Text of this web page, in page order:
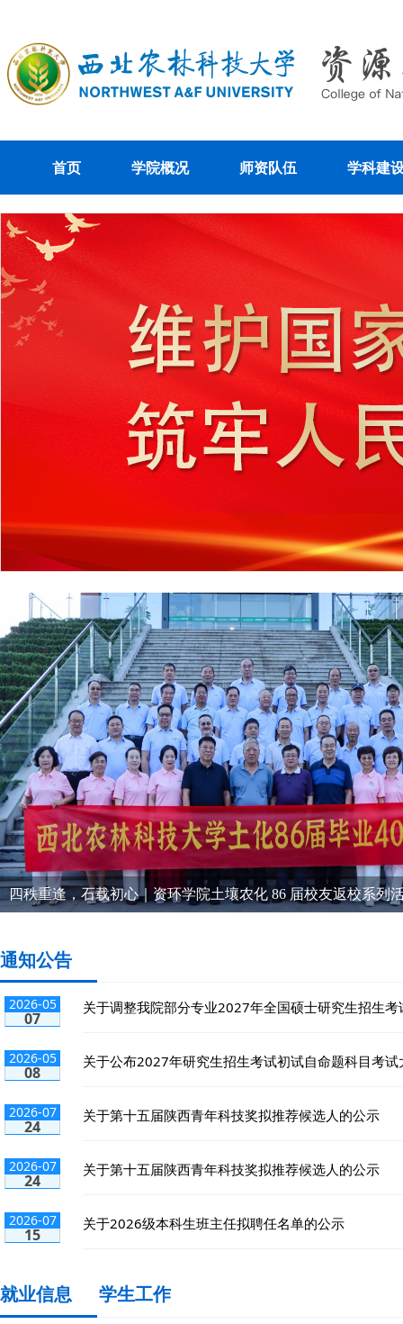
首页 学院概况 师资队伍 学科建
四秩重逢，石载初心｜资环学院土壤农化 86 届校友返校系列
通知公告
2026-05
07
关于调整我院部分专业2027年全国硕士研究生招生考
2026-05
08
关于公布2027年研究生招生考试初试自命题科目考试
2026-07
24
关于第十五届陕西青年科技奖拟推荐候选人的公示
2026-07
24
关于第十五届陕西青年科技奖拟推荐候选人的公示
2026-07
15
关于2026级本科生班主任拟聘任名单的公示
就业信息 学生工作